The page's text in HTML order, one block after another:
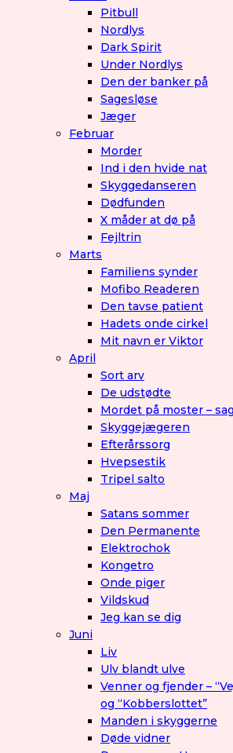
Pitbull
Nordlys
Dark Spirit
Under Nordlys
Den der banker på
Sagesløse
Jæger
Februar
Morder
Ind i den hvide nat
Skyggedanseren
Dødfunden
X måder at dø på
Fejltrin
Marts
Familiens synder
Mofibo Readeren
Den tavse patient
Hadets onde cirkel
Mit navn er Viktor
April
Sort arv
De udstødte
Mordet på moster –
Skyggejægeren
Efterårssorg
Hvepsestik
Tripel salto
Maj
Satans sommer
Den Permanente
Elektrochok
Kongetro
Onde piger
Vildskud
Jeg kan se dig
Juni
Liv
Ulv blandt ulve
Venner og fjender –
og “Kobberslottet”
Manden i skyggerne
Døde vidner